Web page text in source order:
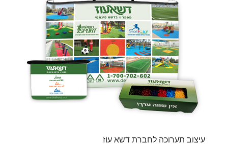
עיצוב תערוכה לחברת דשא עוז